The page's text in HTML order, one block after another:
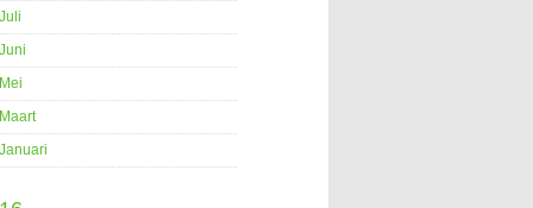
Juli
Juni
Mei
Maart
Januari